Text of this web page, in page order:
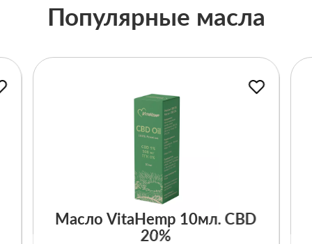
Популярные масла
Масло VitaHemp 10мл. CBD
20%